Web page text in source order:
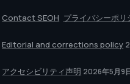
Contact SEOH プライバシーポリ
Editorial and corrections policy
アクセシビリティ声明 2026年5月9